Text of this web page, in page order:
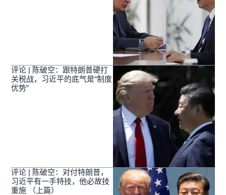
评论 | 陈破空：跟特朗普硬打
关税战，习近平的底气是“制度
优势”
评论 | 陈破空：对付特朗普，
习近平有一手特技，他必故技
重施 （上篇）